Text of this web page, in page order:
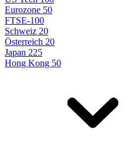
Eurozone 50
FTSE-100
Schweiz 20
Österreich 20
Japan 225
Hong Kong 50